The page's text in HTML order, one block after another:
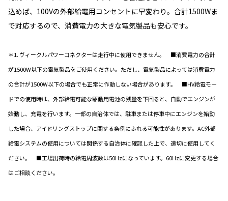
込めば、100Vの外部給電用コンセントに早変わり。合計1500Wま
で対応するので、消費電力の大きな電気製品も安心です。
＊1. ヴィークルパワーコネクターは走行中に使用できません。 ■消費電力の合計
が1500W以下の電気製品をご使用ください。ただし、電気製品によっては消費電力
の合計が1500W以下の場合でも正常に作動しない場合があります。 ■HV給電モー
ドでの使用時は、外部給電可能な駆動用電池の残量を下回ると、自動でエンジンが
始動し、充電を行います。一部の自治体では、駐車または停車中にエンジンを始動
した場合、アイドリングストップに関する条例にふれる可能性があります。AC外部
給電システムの使用については関係する自治体に確認した上で、適切に使用してく
ださい。 ■工場出荷時の給電周波数は50Hzになっています。60Hzに変更する場合
はご相談ください。